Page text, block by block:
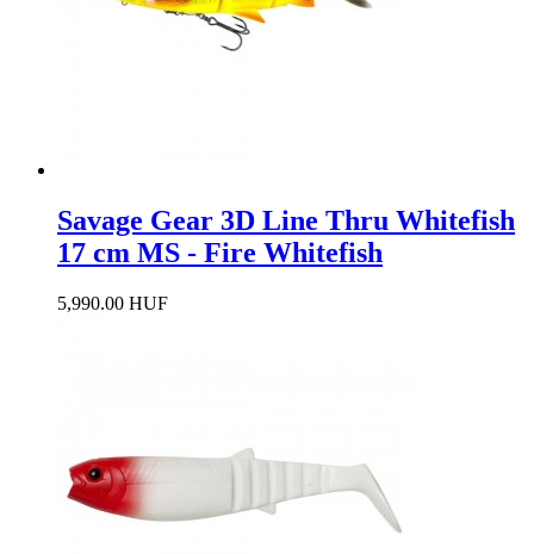
Savage Gear 3D Line Thru Whitefish
17 cm MS - Fire Whitefish
5,990.00 HUF